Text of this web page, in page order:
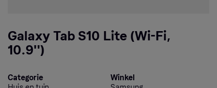
Galaxy Tab S10 Lite (Wi-Fi,
10.9'')
Categorie
Winkel